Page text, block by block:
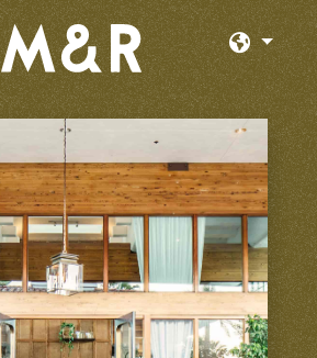
Categoría
Estado
Ubicación
o Unirse